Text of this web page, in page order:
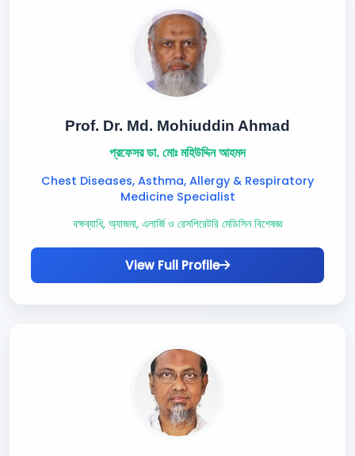
Prof. Dr. Md. Mohiuddin Ahmad
প্রফেসর ডা. মোঃ মহিউদ্দিন আহমদ
Chest Diseases, Asthma, Allergy & Respiratory
Medicine Specialist
বক্ষব্যাধি, অ্যাজমা, এলার্জি ও রেসপিরেটরি মেডিসিন বিশেষজ্ঞ
View Full Profile